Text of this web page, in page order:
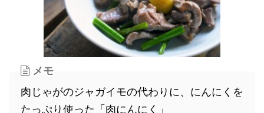
メモ
肉じゃがのジャガイモの代わりに、にんにくを
たっぷり使った「肉にんにく」